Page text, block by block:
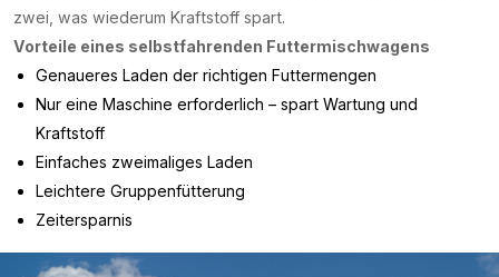
zwei, was wiederum Kraftstoff spart.
Vorteile eines selbstfahrenden Futtermischwagens
Genaueres Laden der richtigen Futtermengen
Nur eine Maschine erforderlich – spart Wartung und
Kraftstoff
Einfaches zweimaliges Laden
Leichtere Gruppenfütterung
Zeitersparnis